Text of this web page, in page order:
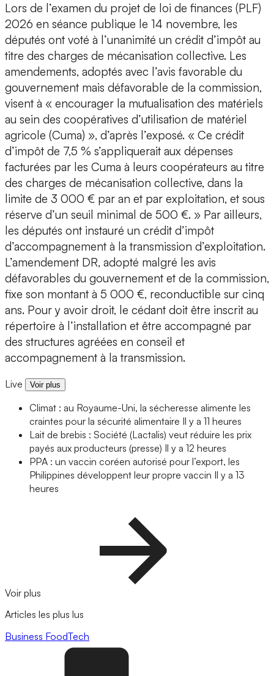
Lors de l’examen du projet de loi de finances (PLF)
2026 en séance publique le 14 novembre, les
députés ont voté à l’unanimité un crédit d’impôt au
titre des charges de mécanisation collective. Les
amendements, adoptés avec l’avis favorable du
gouvernement mais défavorable de la commission,
visent à « encourager la mutualisation des matériels
au sein des coopératives d’utilisation de matériel
agricole (Cuma) », d’après l’exposé. « Ce crédit
d’impôt de 7,5 % s’appliquerait aux dépenses
facturées par les Cuma à leurs coopérateurs au titre
des charges de mécanisation collective, dans la
limite de 3 000 € par an et par exploitation, et sous
réserve d’un seuil minimal de 500 €. » Par ailleurs,
les députés ont instauré un crédit d’impôt
d’accompagnement à la transmission d’exploitation.
L’amendement DR, adopté malgré les avis
défavorables du gouvernement et de la commission,
fixe son montant à 5 000 €, reconductible sur cinq
ans. Pour y avoir droit, le cédant doit être inscrit au
répertoire à l’installation et être accompagné par
des structures agréées en conseil et
accompagnement à la transmission.
Live Voir plus
Climat : au Royaume-Uni, la sécheresse alimente les
craintes pour la sécurité alimentaire Il y a 11 heures
Lait de brebis : Société (Lactalis) veut réduire les prix
payés aux producteurs (presse) Il y a 12 heures
PPA : un vaccin coréen autorisé pour l’export, les
Philippines développent leur propre vaccin Il y a 13
heures
Voir plus
Articles les plus lus
Business FoodTech